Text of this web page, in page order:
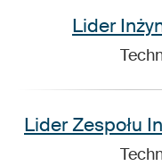
Lider
Lider Zespołu